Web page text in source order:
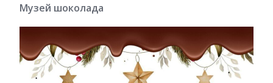
Музей шоколада